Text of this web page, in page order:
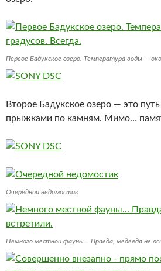
Первое Бадукское озеро. Температура воды —
Второе Бадукское озеро — это
прыжками по камням. Мимо…
Очередной недомостик
Немного местной фауны… Правда, медведя не